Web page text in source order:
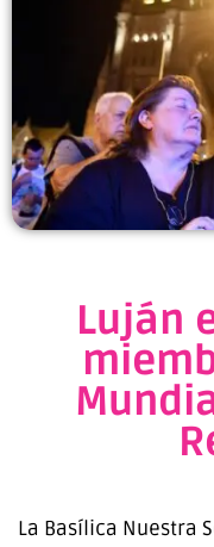
Luján
La Basílica Nuestra